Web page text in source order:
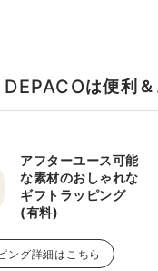
DEPACOは便利
アフターユース可能
な素材のおしゃれな
ギフトラッピング
(有料)
ング詳細はこちら